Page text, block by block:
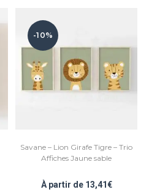
-10%
Savane – Lion Girafe Tigre – Trio
Affiches Jaune sable
À partir de 13,41€